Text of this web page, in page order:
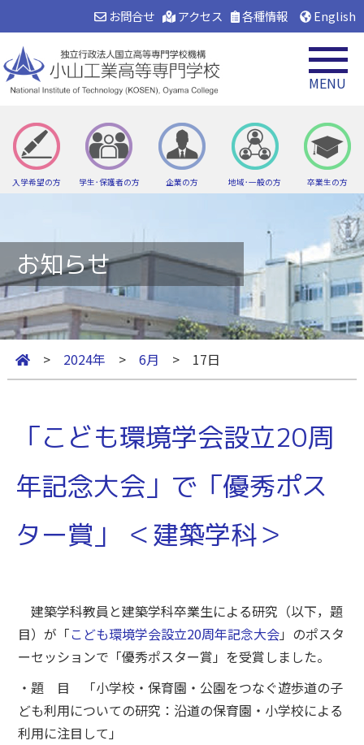
English
各種情報
アクセス
お問合せ
入学希望の方 学生･保護者の方 企業の方 地域･一般の方 卒業生の方
MENU
お知らせ
> 2024年 > 6月 > 17日
「こども環境学会設立20周
年記念大会」で「優秀ポス
ター賞」 ＜建築学科＞
建築学科教員と建築学科卒業生による研究（以下，題
目）が「こども環境学会設立20周年記念大会」のポスタ
ーセッションで「優秀ポスター賞」を受賞しました。
・題 目 「小学校・保育園・公園をつなぐ遊歩道の子
ども利用についての研究：沿道の保育園・小学校による
利用に注目して」